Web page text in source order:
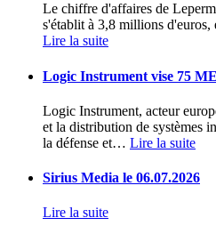
Le chiffre d'affaires de
s'établit à 3,8 millions
Lire la suite
Logic Instrument vise 75
Logic Instrument, acteur
et la distribution de systèmes
la défense et… Lire la suite
Sirius Media le 06.07.2026
Lire la suite